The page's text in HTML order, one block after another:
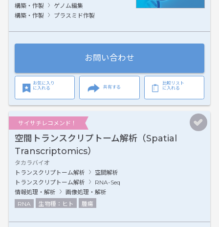
構築・作製
ゲノム編集
構築・作製
プラスミド作製
お問い合わせ
お気に入り
に入れる
共有する
比較リスト
に入れる
サイサチレコメンド！
空間トランスクリプトーム解析（Spatial
Transcriptomics）
タカラバイオ
トランスクリプトーム解析
空間解析
トランスクリプトーム解析
RNA-Seq
情報処理・解析
画像処理・解析
RNA
生物種：ヒト 腫瘍